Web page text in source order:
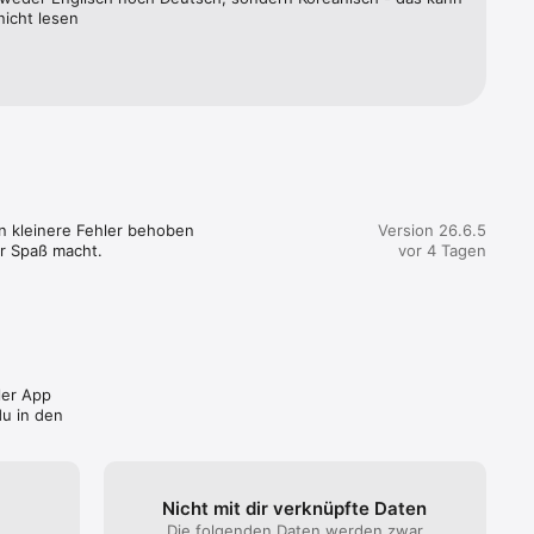
Du lesen
kleinere Fehler behoben
Spaß macht.
Version 26.6.5
vor 4 Tagen
App
in den
Nicht mit dir verknüpfte Daten